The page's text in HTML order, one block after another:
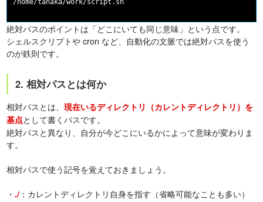
絶対パスのポイントは「どこにいても同じ意味」という点です。
シェルスクリプトや cron など、自動化の文脈では絶対パスを使う
のが鉄則です。
2. 相対パスとは何か
相対パスとは、現在いるディレクトリ（カレントディレクトリ）を
基点として書くパスです。
絶対パスと異なり、自分が今どこにいるかによって意味が変わりま
す。
相対パスで使う記号を覚えておきましょう。
・ ./ ：カレントディレクトリ自身を指す（省略可能なことも多い）